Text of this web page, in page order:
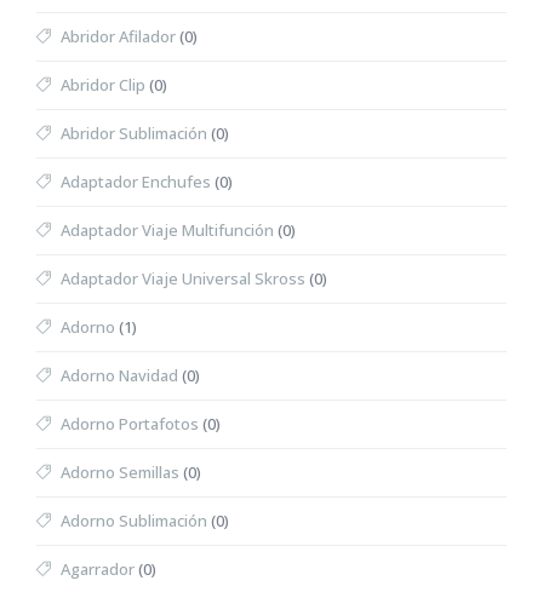
Abridor Afilador(0)
Abridor Clip (0)
Abridor Sublimación (0)
Adaptador Enchufes (0)
Adaptador Viaje Multifunción (0)
Adaptador Viaje Universal Skross (0)
Adorno (1)
Adorno Navidad (0)
Adorno Portafotos (0)
Adorno Semillas (0)
Adorno Sublimación (0)
Agarrador(0)